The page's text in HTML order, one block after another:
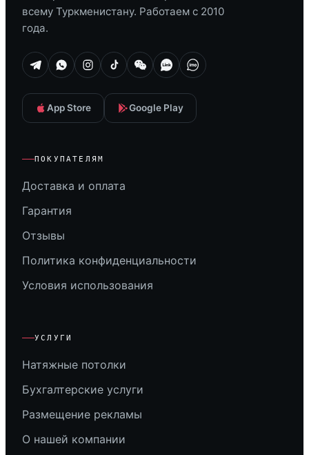
всему Туркменистану. Работаем с 2010
года.
App Store Google Play
ПОКУПАТЕЛЯМ
Доставка и оплата
Гарантия
Отзывы
Политика конфиденциальности
Условия использования
УСЛУГИ
Натяжные потолки
Бухгалтерские услуги
Размещение рекламы
О нашей компании